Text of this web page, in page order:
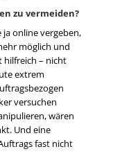
zu vermeiden?
online vergeben,
möglich und
hilfreich – nicht
extrem
versuchen
wären
Und eine
fast nicht